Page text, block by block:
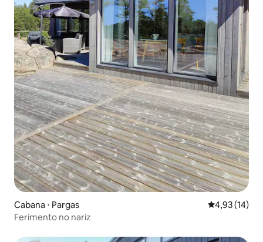
Cabana ⋅ Pargas 4,93 de uma
4,93 (14)
Ferimento no nariz